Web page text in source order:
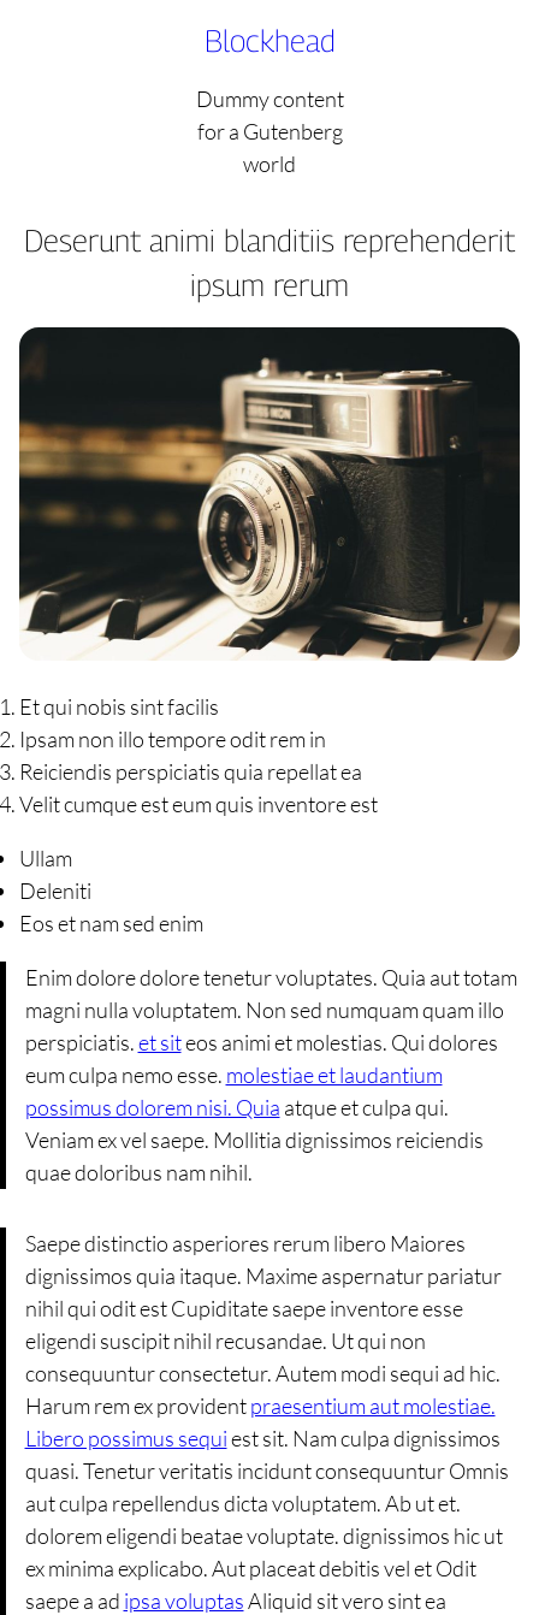
Blockhead
Dummy content
for a Gutenberg
world
Deserunt animi blanditiis reprehenderit
ipsum rerum
Et qui nobis sint facilis
Ipsam non illo tempore odit rem in
Reiciendis perspiciatis quia repellat ea
Velit cumque est eum quis inventore est
Ullam
Deleniti
Eos et nam sed enim
Enim dolore dolore tenetur voluptates. Quia aut totam
magni nulla voluptatem. Non sed numquam quam illo
perspiciatis.et siteos animi et molestias. Qui dolores
eum culpa nemo esse. molestiae et laudantium
possimus dolorem nisi. Quia atque et culpa qui.
Veniam ex vel saepe. Mollitia dignissimos reiciendis
quae doloribus nam nihil.
Saepe distinctio asperiores rerum libero Maiores
dignissimos quia itaque. Maxime aspernatur pariatur
nihil qui odit est Cupiditate saepe inventore esse
eligendi suscipit nihil recusandae. Ut qui non
consequuntur consectetur. Autem modi sequi ad hic.
Harum rem ex providentpraesentium aut molestiae.
Libero possimus sequiest sit. Nam culpa dignissimos
quasi. Tenetur veritatis incidunt consequuntur Omnis
aut culpa repellendus dicta voluptatem. Ab ut et.
dolorem eligendi beatae voluptate. dignissimos hic ut
ex minima explicabo. Aut placeat debitis vel et Odit
saepe a ad ipsa voluptasAliquid sit vero sint ea